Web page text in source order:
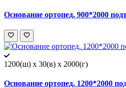
Основание ортопед. 900*2000
1200(ш) x 30(в) x 2000(г)
Основание ортопед. 1200*2000